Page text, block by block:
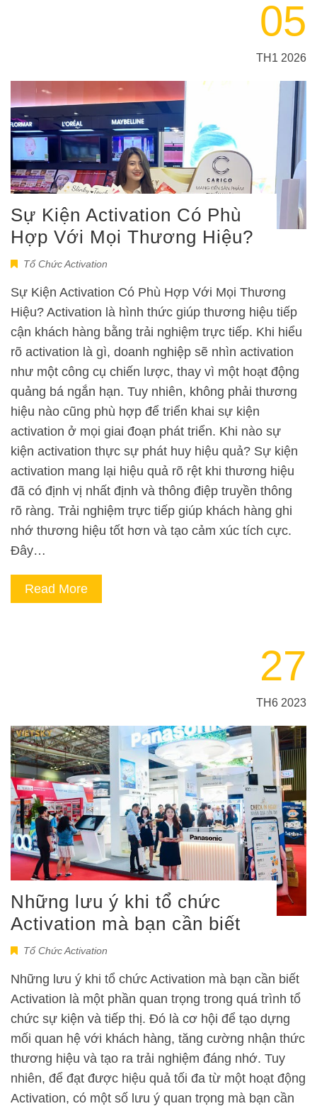
05
TH1 2026
Sự Kiện Activation Có Phù
Hợp Với Mọi Thương Hiệu?
Tổ Chức Activation
Sự Kiện Activation Có Phù Hợp Với Mọi Thương
Hiệu? Activation là hình thức giúp thương hiệu tiếp
cận khách hàng bằng trải nghiệm trực tiếp. Khi hiểu
rõ activation là gì, doanh nghiệp sẽ nhìn activation
như một công cụ chiến lược, thay vì một hoạt động
quảng bá ngắn hạn. Tuy nhiên, không phải thương
hiệu nào cũng phù hợp để triển khai sự kiện
activation ở mọi giai đoạn phát triển. Khi nào sự
kiện activation thực sự phát huy hiệu quả? Sự kiện
activation mang lại hiệu quả rõ rệt khi thương hiệu
đã có định vị nhất định và thông điệp truyền thông
rõ ràng. Trải nghiệm trực tiếp giúp khách hàng ghi
nhớ thương hiệu tốt hơn và tạo cảm xúc tích cực.
Đây…
Read More
27
TH6 2023
Những lưu ý khi tổ chức
Activation mà bạn cần biết
Tổ Chức Activation
Những lưu ý khi tổ chức Activation mà bạn cần biết
Activation là một phần quan trọng trong quá trình tổ
chức sự kiện và tiếp thị. Đó là cơ hội để tạo dựng
mối quan hệ với khách hàng, tăng cường nhận thức
thương hiệu và tạo ra trải nghiệm đáng nhớ. Tuy
nhiên, để đạt được hiệu quả tối đa từ một hoạt động
Activation, có một số lưu ý quan trọng mà bạn cần